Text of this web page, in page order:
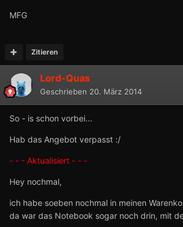
MFG
Zitieren
Lord-Quas
Geschrieben 20. März 2014
So - is schon vorbei...
Hab das Angebot verpasst :/
- - - Aktualisiert - - -
Hey nochmal,
ich habe soeben nochmal in meinen
da war das Notebook sogar noch drin, mit